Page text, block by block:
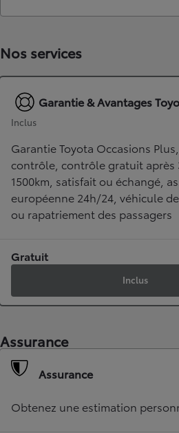
Nos services
Garantie & Avantages
Inclus
Garantie Toyota Occasions
contrôle, contrôle gratuit après
1500km, satisfait ou échangé,
européenne 24h/24, véhicule
ou rapatriement des passagers
Gratuit
Inclus
Assurance
Assurance
Obtenez une estimation